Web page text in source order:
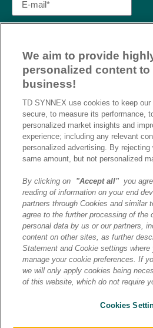
J’ai lu et j’accepte la
politique de confidentialité et
les conditions d’utilisation
de Destination AI.​
ENVOYER
We aim to provide
personalized content
business!
TD SYNNEX use cookies to keep our
secure, to measure its performance,
personalized market insights and
experience; including any relevant
personalized advertising. By
same amount, but not personalized
By clicking on "Accept all"you
reading of information on your end
partners through Cookies and similar
agree to the further processing of the
personal data by us or our partners,
content on other sites, as further
Statement and Cookie settings where
manage your cookie preferences. If
we will only apply cookies being
of this website, which do not require
Cookies